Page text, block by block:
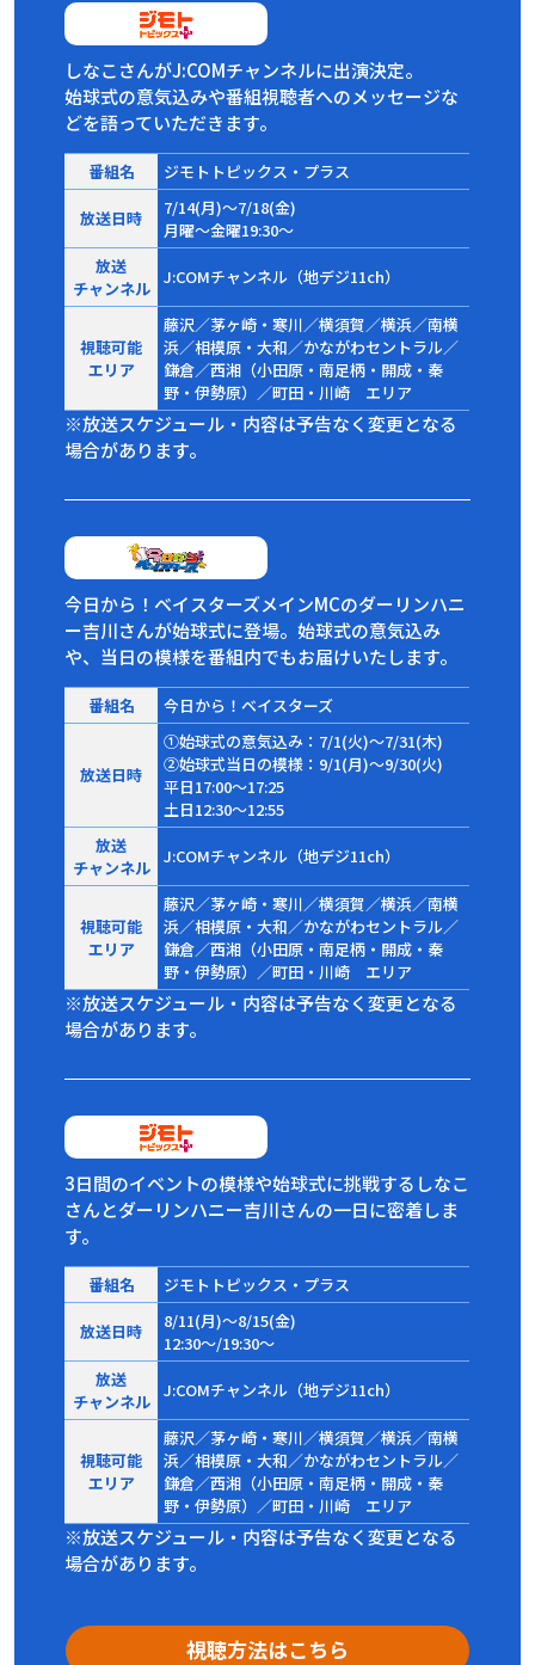
しなこさんがJ:COMチャンネルに出演決定。
始球式の意気込みや番組視聴者へのメッセージな
どを語っていただきます。
番組名 ジモトトピックス・プラス
放送日時
7/14(月)～7/18(金)
月曜～金曜19:30～
放送
チャンネル
J:COMチャンネル（地デジ11ch）
視聴可能
エリア
藤沢／茅ヶ崎・寒川／横須賀／横浜／南横
浜／相模原・大和／かながわセントラル／
鎌倉／西湘（小田原・南足柄・開成・秦
野・伊勢原）／町田・川崎 エリア
※放送スケジュール・内容は予告なく変更となる
場合があります。
今日から！ベイスターズメインMCのダーリンハニ
ー吉川さんが始球式に登場。始球式の意気込み
や、当日の模様を番組内でもお届けいたします。
番組名 今日から！ベイスターズ
放送日時
①始球式の意気込み：7/1(火)～7/31(木)
②始球式当日の模様：9/1(月)～9/30(火)
平日17:00～17:25
土日12:30～12:55
放送
チャンネル
J:COMチャンネル（地デジ11ch）
視聴可能
エリア
藤沢／茅ヶ崎・寒川／横須賀／横浜／南横
浜／相模原・大和／かながわセントラル／
鎌倉／西湘（小田原・南足柄・開成・秦
野・伊勢原）／町田・川崎 エリア
※放送スケジュール・内容は予告なく変更となる
場合があります。
3日間のイベントの模様や始球式に挑戦するしなこ
さんとダーリンハニー吉川さんの一日に密着しま
す。
番組名 ジモトトピックス・プラス
放送日時
8/11(月)～8/15(金)
12:30～/19:30～
放送
チャンネル
J:COMチャンネル（地デジ11ch）
視聴可能
エリア
藤沢／茅ヶ崎・寒川／横須賀／横浜／南横
浜／相模原・大和／かながわセントラル／
鎌倉／西湘（小田原・南足柄・開成・秦
野・伊勢原）／町田・川崎 エリア
※放送スケジュール・内容は予告なく変更となる
場合があります。
視聴方法はこちら